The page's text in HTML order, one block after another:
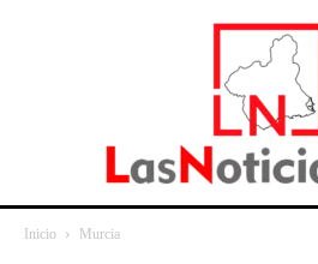
Inicio Murcia